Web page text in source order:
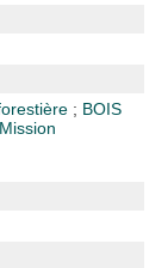
; BOIS
Mission